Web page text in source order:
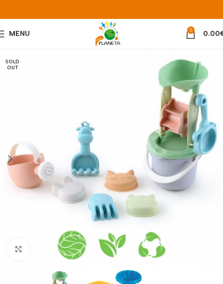
MENU 0 0.00
SOLD
OUT
Padidinti nuotrauką